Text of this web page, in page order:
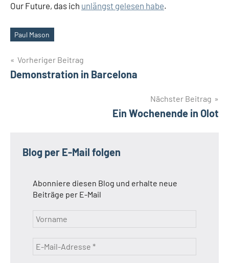
Our Future, das ich unlängst gelesen habe.
Schlagwörter
Paul Mason
Beitragsnavigation
Vorheriger Beitrag
Demonstration in Barcelona
Nächster Beitrag
Ein Wochenende in Olot
Blog per E-Mail folgen
Abonniere diesen Blog und erhalte neue
Beiträge per E-Mail